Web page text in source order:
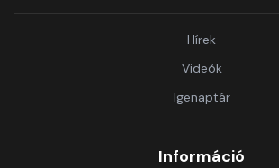
Hírek
Videók
Igenaptár
Információ